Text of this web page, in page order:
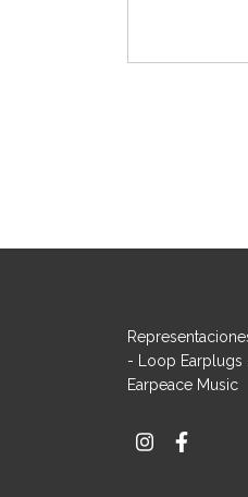
- Loop Earplugs
Earpeace Music